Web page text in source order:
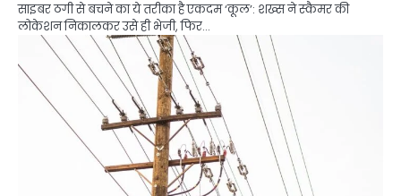
साइबर ठगी से बचने का ये तरीका है एकदम ‘कूल’: शख्स ने स्कैमर की
लोकेशन निकालकर उसे ही भेजी, फिर…